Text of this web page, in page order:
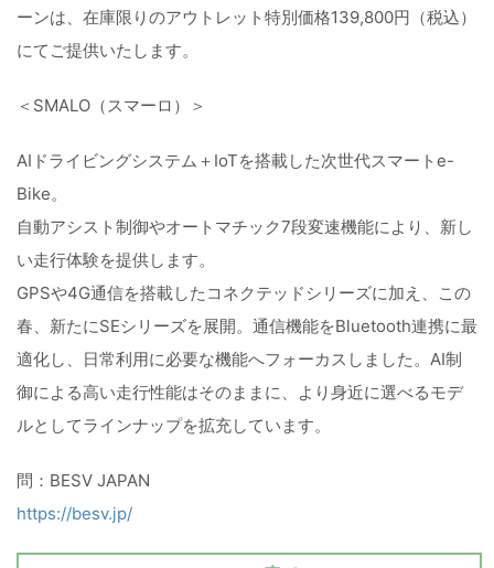
ーンは、在庫限りのアウトレット特別価格139,800円（税込）
にてご提供いたします。
＜SMALO（スマーロ）＞
AIドライビングシステム＋IoTを搭載した次世代スマートe-
Bike。
自動アシスト制御やオートマチック7段変速機能により、新し
い走行体験を提供します。
GPSや4G通信を搭載したコネクテッドシリーズに加え、この
春、新たにSEシリーズを展開。通信機能をBluetooth連携に最
適化し、日常利用に必要な機能へフォーカスしました。AI制
御による高い走行性能はそのままに、より身近に選べるモデ
ルとしてラインナップを拡充しています。
問：BESV JAPAN
https://besv.jp/